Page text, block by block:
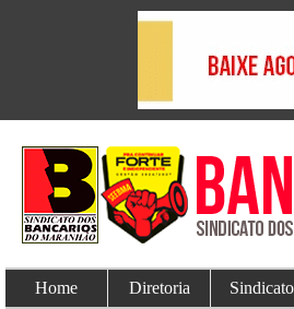
Home Diretoria Sindicato